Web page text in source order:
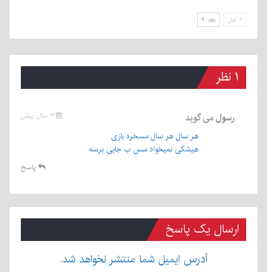
قبل بعد
۱ نظر
رسولمی گوید ۳ سال پیش
هر سال هر سال مسخره بازی
هیشکی نمیخواد مس ب جایی برسه
پاسخ
ارسال یک پاسخ
آدرس ایمیل شما منتشر نخواهد شد.